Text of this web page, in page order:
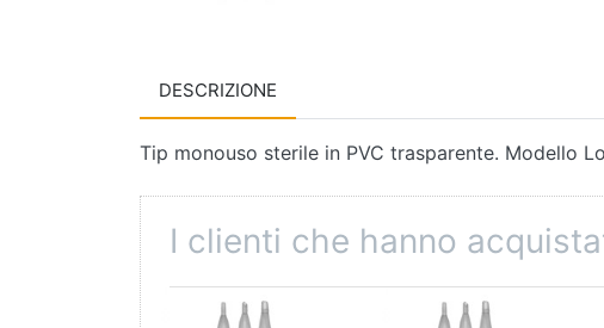
DESCRIZIONE
Tip monouso sterile in PVC trasparente. Modello
I clienti che hanno